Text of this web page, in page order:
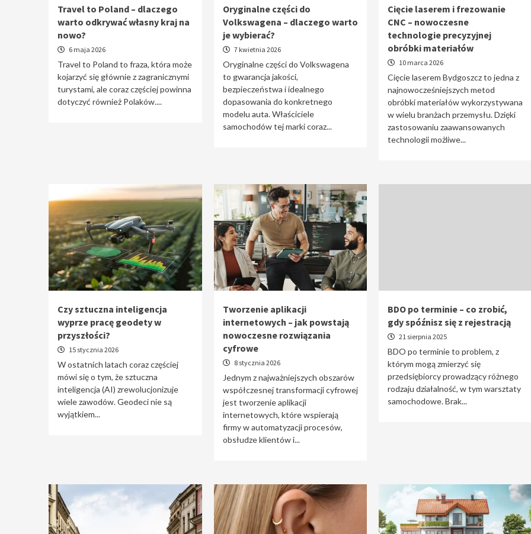
Travel to Poland – dlaczego
warto odkrywać własny kraj na
nowo?
6 maja 2026
Travel to Poland to fraza, która może
kojarzyć się głównie z zagranicznymi
turystami, ale coraz częściej powinna
dotyczyć również Polaków....
Oryginalne części do
Volkswagena – dlaczego warto
je wybierać?
7 kwietnia 2026
Oryginalne części do Volkswagena
to gwarancja jakości,
bezpieczeństwa i idealnego
dopasowania do konkretnego
modelu auta. Właściciele
samochodów tej marki coraz...
Cięcie laserem i frezowanie
CNC – nowoczesne
technologie precyzyjnej
obróbki materiałów
10 marca 2026
Cięcie laserem Bydgoszcz to jedna z
najnowocześniejszych metod
obróbki materiałów wykorzystywana
w wielu branżach przemysłu. Dzięki
zastosowaniu zaawansowanych
technologii możliwe...
Czy sztuczna inteligencja
wyprze pracę geodety w
przyszłości?
15 stycznia 2026
W ostatnich latach coraz częściej
mówi się o tym, że sztuczna
inteligencja (AI) zrewolucjonizuje
wiele zawodów. Geodeci nie są
wyjątkiem...
Tworzenie aplikacji
internetowych – jak powstają
nowoczesne rozwiązania
cyfrowe
8 stycznia 2026
Jednym z najważniejszych obszarów
współczesnej transformacji cyfrowej
jest tworzenie aplikacji
internetowych, które wspierają
firmy w automatyzacji procesów,
obsłudze klientów i...
BDO po terminie – co zrobić,
gdy spóźnisz się z rejestracją
21 sierpnia 2025
BDO po terminie to problem, z
którym mogą zmierzyć się
przedsiębiorcy prowadzący różnego
rodzaju działalność, w tym warsztaty
samochodowe. Brak...